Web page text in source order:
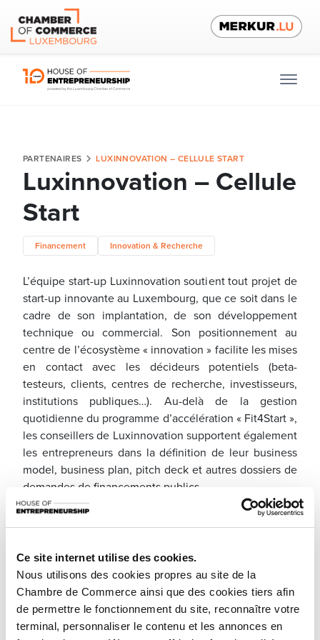
Ce site internet utilise des cookies.
Nous utilisons des cookies propres au site de la
Chambre de Commerce ainsi que des cookies tiers afin
de permettre le fonctionnement du site, reconnaître votre
terminal, personnaliser le contenu et les annonces en
PARTENAIRES LUXINNOVATION – CELLULE START
Luxinnovation – Cellule
Start
Financement Innovation & Recherche
L’équipe start-up Luxinnovation soutient tout projet de
start-up innovante au Luxembourg, que ce soit dans le
cadre de son implantation, de son développement
technique ou commercial. Son positionnement au
centre de l’écosystème « innovation » facilite les mises
en contact avec les décideurs potentiels (beta-
testeurs, clients, centres de recherche, investisseurs,
institutions publiques…). Au-delà de la gestion
quotidienne du programme d’accélération « Fit4Start »,
les conseillers de Luxinnovation supportent également
les entrepreneurs dans la définition de leur business
model, business plan, pitch deck et autres dossiers de
demandes de financements publics.